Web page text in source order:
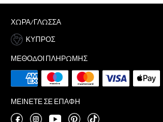
ΧΏΡΑ/ΓΛΏΣΣΑ
ΚΎΠΡΟΣ
ΜΈΘΟΔΟΙ ΠΛΗΡΩΜΉΣ
ΜΕΊΝΕΤΕ ΣΕ ΕΠΑΦΉ